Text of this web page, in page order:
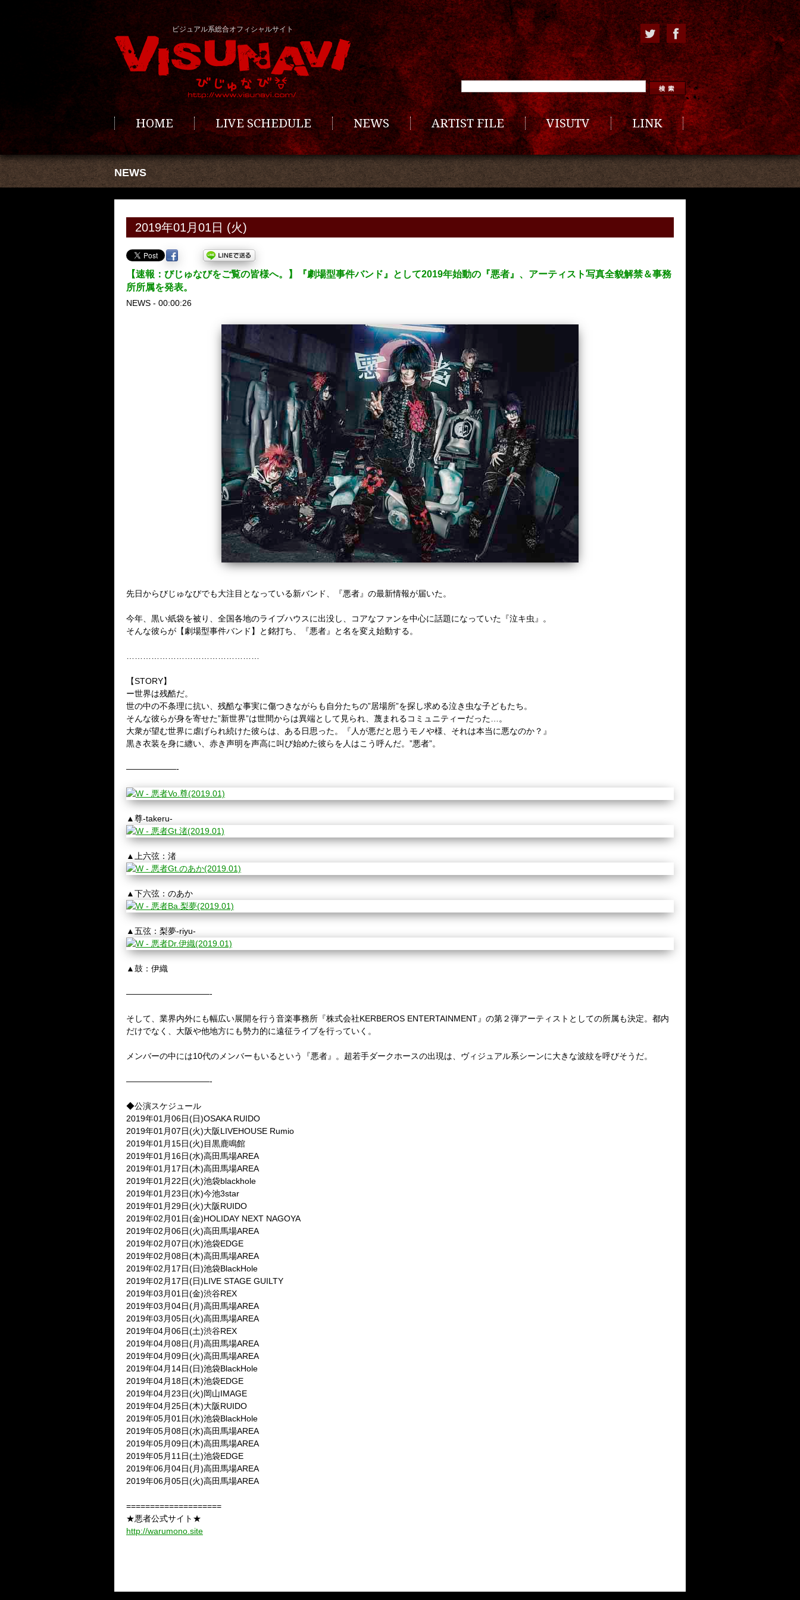
ビジュアル系総合オフィシャルサイト
HOME LIVE SCHEDULE NEWS ARTIST FILE VISUTV LINK
NEWS
2019年01月01日 (火)
【速報：びじゅなびをご覧の皆様へ。】『劇場型事件バンド』として2019年始動の『悪者』、アーティスト写真全貌解禁＆事務
所所属を発表。
NEWS - 00:00:26
先日からびじゅなびでも大注目となっている新バンド、『悪者』の最新情報が届いた。
今年、黒い紙袋を被り、全国各地のライブハウスに出没し、コアなファンを中心に話題になっていた『泣キ虫』。
そんな彼らが【劇場型事件バンド】と銘打ち、『悪者』と名を変え始動する。
【STORY】
ー世界は残酷だ。
世の中の不条理に抗い、残酷な事実に傷つきながらも自分たちの”居場所”を探し求める泣き虫な子どもたち。
そんな彼らが身を寄せた”新世界”は世間からは異端として見られ、蔑まれるコミュニティーだった…。
大衆が望む世界に虐げられ続けた彼らは、ある日思った。『人が悪だと思うモノや様、それは本当に悪なのか？』
黒き衣装を身に纏い、赤き声明を声高に叫び始めた彼らを人はこう呼んだ。”悪者”。
——————-
▲尊-takeru-
▲上六弦：渚
▲下六弦：のあか
▲五弦：梨夢-riyu-
▲鼓：伊織
——————————-
そして、業界内外にも幅広い展開を行う音楽事務所『株式会社KERBEROS ENTERTAINMENT』の第２弾アーティストとしての所属も決定。都内
だけでなく、大阪や他地方にも勢力的に遠征ライブを行っていく。
メンバーの中には10代のメンバーもいるという『悪者』。超若手ダークホースの出現は、ヴィジュアル系シーンに大きな波紋を呼びそうだ。
——————————-
◆公演スケジュール
2019年01月06日(日)OSAKA RUIDO
2019年01月07日(火)大阪LIVEHOUSE Rumio
2019年01月15日(火)目黒鹿鳴館
2019年01月16日(水)高田馬場AREA
2019年01月17日(木)高田馬場AREA
2019年01月22日(火)池袋blackhole
2019年01月23日(水)今池3star
2019年01月29日(火)大阪RUIDO
2019年02月01日(金)HOLIDAY NEXT NAGOYA
2019年02月06日(火)高田馬場AREA
2019年02月07日(水)池袋EDGE
2019年02月08日(木)高田馬場AREA
2019年02月17日(日)池袋BlackHole
2019年02月17日(日)LIVE STAGE GUILTY
2019年03月01日(金)渋谷REX
2019年03月04日(月)高田馬場AREA
2019年03月05日(火)高田馬場AREA
2019年04月06日(土)渋谷REX
2019年04月08日(月)高田馬場AREA
2019年04月09日(火)高田馬場AREA
2019年04月14日(日)池袋BlackHole
2019年04月18日(木)池袋EDGE
2019年04月23日(火)岡山IMAGE
2019年04月25日(木)大阪RUIDO
2019年05月01日(水)池袋BlackHole
2019年05月08日(水)高田馬場AREA
2019年05月09日(木)高田馬場AREA
2019年05月11日(土)池袋EDGE
2019年06月04日(月)高田馬場AREA
2019年06月05日(火)高田馬場AREA
====================
★悪者公式サイト★
http://warumono.site